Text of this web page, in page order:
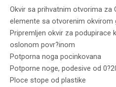
Okvir sa prihvatnim otvorima za
elemente sa otvorenim okvirom
Pripremljen okvir za podupirace
oslonom povr?inom
Potporna noga pocinkovana
Potporne noge, podesive od
Ploce stope od plastike